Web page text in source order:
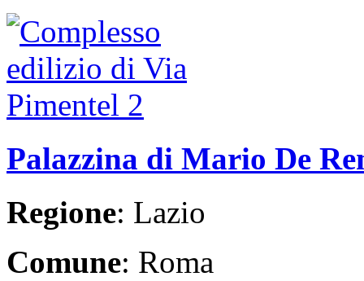
Palazzina di Mario De
Regione: Lazio
Comune: Roma